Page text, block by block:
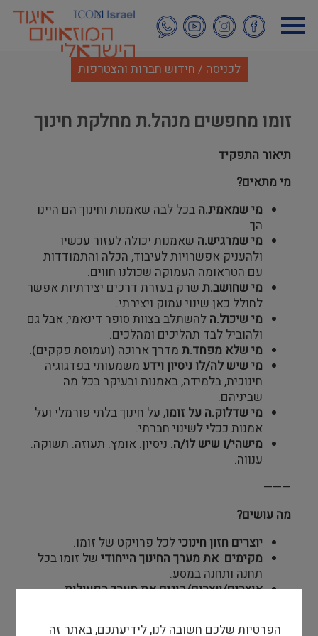
לתוכן
העיקרי
לכניסה / חידוש חברות והצטרפות
זומו מחפשים מנהל.ת מחלקת חינוך
תיאור התפקיד
מי מתאים?
מי שמאמינ.ה בכל לבה שאמנות וחינוך הם היינו
הך.
מי שמרגיש.ה שאמנות יכולה לעזור עכשיו
ולהעניק אפשרויות לעיבוד, הכלה והתמודדות
עם הטראומה העמוקה שכולנו חווים.
מי שחושב.תשרק בעזרת דרכים יצירתיות אפשר
לחולל כאן שינוי עמוק ויצירתי.
מי שיכול.ה להשתלב בצוות סופר דינאמי, אבל גם
ולהוביל לבד תהליכים ומהלכים.
מי שלא מפחד.תמדרך ארוכה (ועמוסת פקקים).
מי שיש לה/לו ניסיון וידע משמעותי בפדגוגיה
חינוכית, בלמידה, באמנות ובעיקר בכל מה
שביניהם.
מי שדלוק.ה על זומו, על חינוך בלתי פורמלי ועל
אמנות ככלי לשינוי חברתי.
מישהי/ו שיש לו/ה. ניסיון. אומץ. תעוזה. תשוקה.
ענווה.
———
מה עושים?
יוצרים חזון חינוכילכל פרויקט של זומו.
מקימים את מערך החינוך הייחודישל זומו בכל
תחנה ותחנה במסע.
אוצרים/יוצרים/הוגים את מערך הפעולות
יוצרים תוכנית חינוכית
הקושרת בין התכנים
הפרטיות שלכם חשובה לנו, לידיעתכם, באתר זה